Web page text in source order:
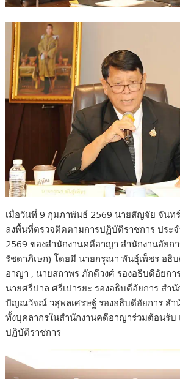
เมื่อวันที่ 9 กุมภาพันธ์ 2569 นายสัญจัย จันท
ลงพื้นที่ตรวจติดตามการปฏิบัติราชการ ประ
2569 ของสำนักงานคดีอาญา สำนักงานอัยก
รัชดาภิเษก) โดยมี นายกรุณา พันธุ์เพ็ชร อธิ
อาญา , นายสถาพร ภักดีวงศ์ รองอธิบดีอัยก
นายศรีปาล ศรีเปารยะ รองอธิบดีอัยการ สำ
ปัญณวัจณ์ วสุพลเศรษฐ์ รองอธิบดีอัยการ สำ
ทั้งบุคลากรในสำนักงานคดีอาญาร่วมต้อนรับ
ปฏิบัติราชการ